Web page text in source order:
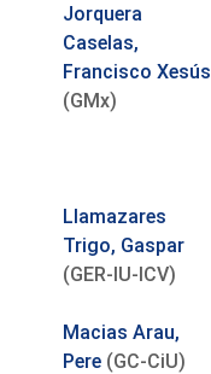
Jorquera
Caselas,
Francisco Xesús
(GMx)
Llamazares
Trigo, Gaspar
(GER-IU-ICV)
Macias Arau,
Pere (GC-CiU)